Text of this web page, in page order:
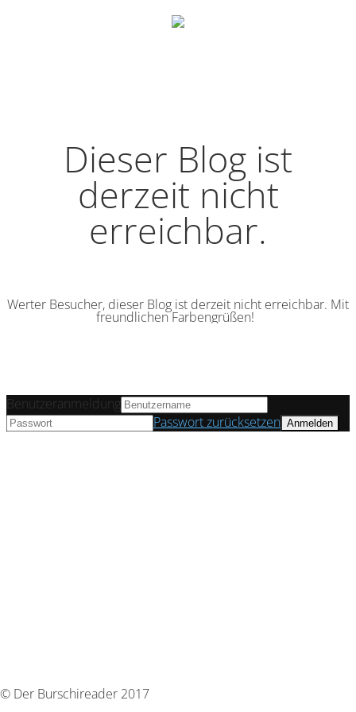
Dieser Blog ist
derzeit nicht
erreichbar.
Werter Besucher, dieser Blog ist derzeit nicht erreichbar. Mit
freundlichen Farbengrüßen!
© Der Burschireader 2017
Benutzeranmeldung
Passwort zurücksetzen